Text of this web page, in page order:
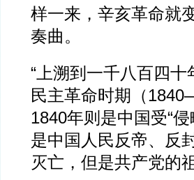
样一来，辛亥革命就
奏曲。
“上溯到一千八百四
民主革命时期（
1840年则是中国受“
是中国人民反帝、反
灭亡，但是共产党的